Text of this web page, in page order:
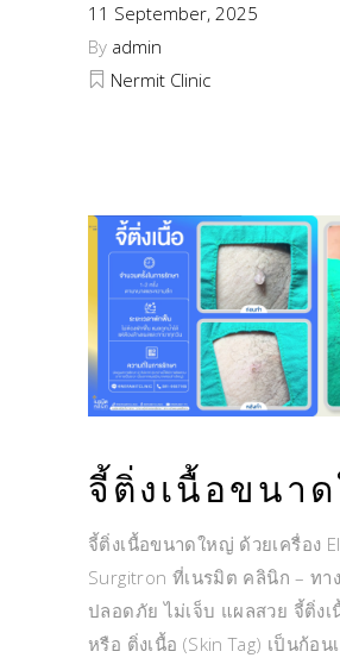
11 September, 2025
By admin
Nermit Clinic
จี้ติ่งเนื้อขนา
จี้ติ่งเนื้อขนาดใหญ่ ด้วยเครื่อง
Surgitron ที่เนรมิต คลินิก – ทา
ปลอดภัย ไม่เจ็บ แผลสวย จี้ติ่ง
หรือ ติ่งเนื้อ (Skin Tag) เป็นก้อน